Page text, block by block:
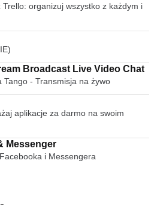
organizuj wszystko z każdym i
Tango - Go Live Stream Broadcast Live Video Chat
Tango - Transmisja na żywo
aplikacje za darmo na swoim
Messenger
i Messengera